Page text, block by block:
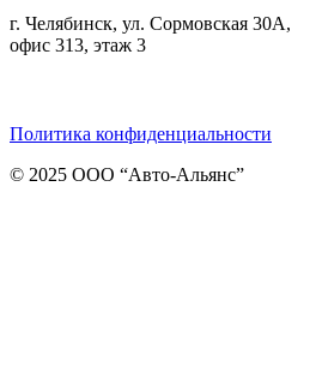
г. Челябинск, ул. Сормовская 30А,
офис 313, этаж 3
Политика конфиденциальности
© 2025 ООО “Авто-Альянс”